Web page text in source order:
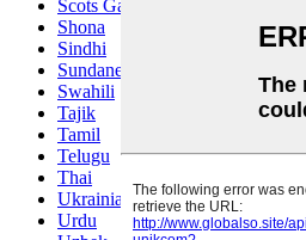
Scots Gaelic
Shona
Sindhi
Sundanese
Swahili
Tajik
Tamil
Telugu
Thai
Ukrainian
Urdu